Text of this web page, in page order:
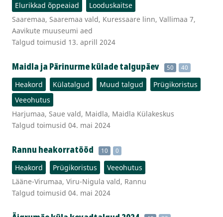
Elurikkad õppeaiad
Looduskaitse
Saaremaa, Saaremaa vald, Kuressaare linn, Vallimaa 7,
Aavikute muuseumi aed
Talgud toimusid 13. aprill 2024
Maidla ja Pärinurme külade talgupäev 50 40
Heakord Külatalgud Muud talgud
Prügikoristus
Veeohutus
Harjumaa, Saue vald, Maidla, Maidla Külakeskus
Talgud toimusid 04. mai 2024
Rannu heakorratööd 10 0
Heakord Prügikoristus
Veeohutus
Lääne-Virumaa, Viru-Nigula vald, Rannu
Talgud toimusid 04. mai 2024